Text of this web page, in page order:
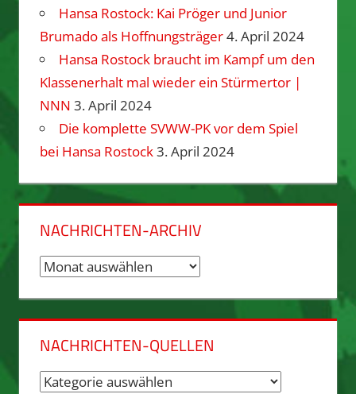
Hansa Rostock: Kai Pröger und Junior
Brumado als Hoffnungsträger4. April 2024
Hansa Rostock braucht im Kampf um den
Klassenerhalt mal wieder ein Stürmertor |
NNN 3. April 2024
Die komplette SVWW-PK vor dem Spiel
bei Hansa Rostock3. April 2024
NACHRICHTEN-ARCHIV
Nachrichten-
NACHRICHTEN-QUELLEN
Nachrichten-